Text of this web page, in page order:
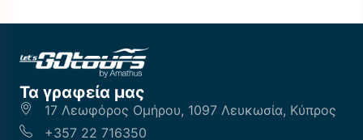
Τα γραφεία μας
17 Λεωφόρος Ομήρου, 1097 Λευκωσία, Κύπρος
+357 22 716350